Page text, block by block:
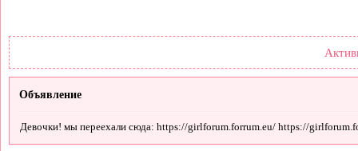
Объявление
Девочки! мы переехали сюда: https://girlforum.forrum.eu/ https://